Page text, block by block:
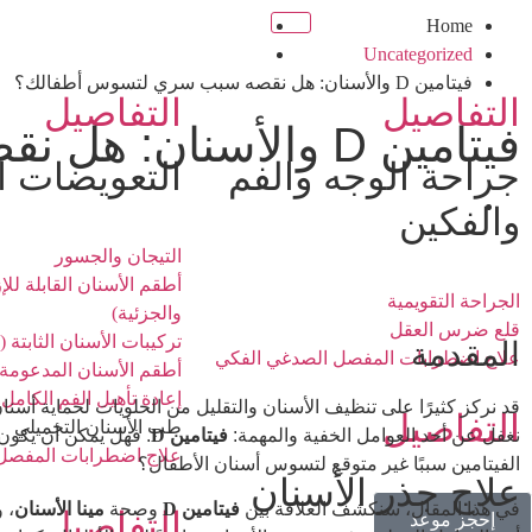
إحجز موعد
التفاصيل
جراحة الوجه والفم
والفكين
الجراحة التقويمية
قلع ضرس العقل
علاج اضطرابات المفصل الصدغي الفكي
التفاصيل
علاج جذر الأسنان
التفاصيل
التعويضات
التيجان والجسور
أطقم الأسنان القابلة
والجزئية)
تركيبات الأسنان الثابتة
أطقم الأسنان
إعادة تأهيل الفم الكامل
طب الأسنان التجميلي
علاج اضطرابات
Home
Uncategorized
فيتامين D والأسنان: هل نقصه سبب سري لتسوس أطفالك؟
فيتامين D والأسنان: هل نقصه سبب سري لتسوس أطفالك؟
المقدمة
قد نركز كثيرًا على تنظيف الأسنان والتقليل من الحلويات لحماية أسنان
نغفل عن أحد العوامل الخفية والمهمة: فيتامين D
. فهل يمكن أن
الفيتامين سببًا غير متوقع لتسوس أسنان الأطفال؟
في هذا المقال، سنكشف العلاقة بين فيتامين D وصحة مينا الأسنان،